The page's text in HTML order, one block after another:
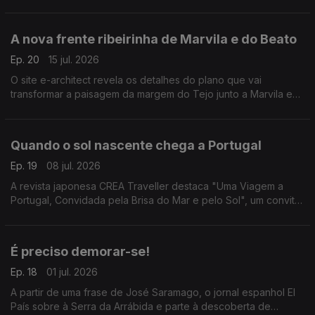
A nova frente ribeirinha de Marvila e do Beato
Ep. 20
15 jul. 2026
O site e-architect revela os detalhes do plano que vai
transformar a paisagem da margem do Tejo junto a Marvila e
Quando o sol nascente chega a Portugal
Ep. 19
08 jul. 2026
A revista japonesa CREA Traveller destaca "Uma Viagem a
Portugal, Convidada pela Brisa do Mar e pelo Sol", um convite
É preciso demorar-se!
Ep. 18
01 jul. 2026
A partir de uma frase de José Saramago, o jornal espanhol El
País sobre à Serra da Arrábida e parte à descoberta de